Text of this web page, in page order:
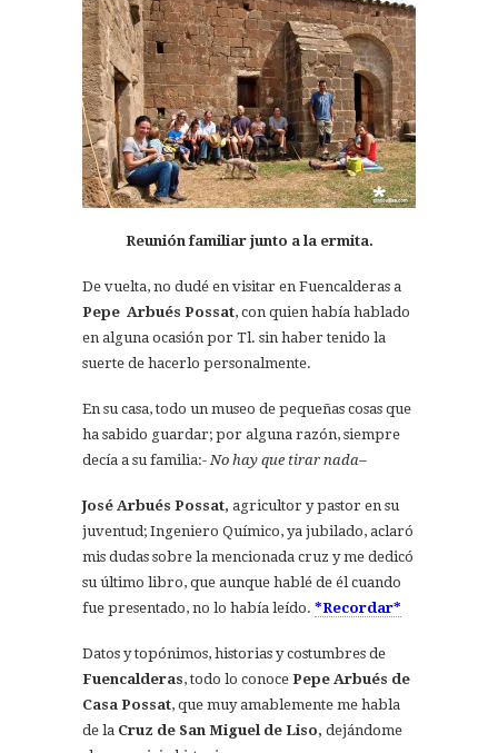
Reunión familiar junto a la ermita.
De vuelta, no dudé en visitar en Fuencalderas a
Pepe Arbués Possat, con quien había hablado
en alguna ocasión por Tl. sin haber tenido la
suerte de hacerlo personalmente.
En su casa, todo un museo de pequeñas cosas que
ha sabido guardar; por alguna razón, siempre
decía a su familia:-No hay que tirar nada–
José Arbués Possat, agricultor y pastor en su
juventud; Ingeniero Químico, ya jubilado, aclaró
mis dudas sobre la mencionada cruz y me dedicó
su último libro, que aunque hablé de él cuando
fue presentado, no lo había leído. *Recordar*
Datos y topónimos, historias y costumbres de
Fuencalderas, todo lo conoce Pepe Arbués de
Casa Possat, que muy amablemente me habla
de la Cruz de San Miguel de Liso, dejándome